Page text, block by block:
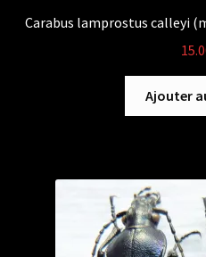
Carabus lamprostus calleyi
Ajouter